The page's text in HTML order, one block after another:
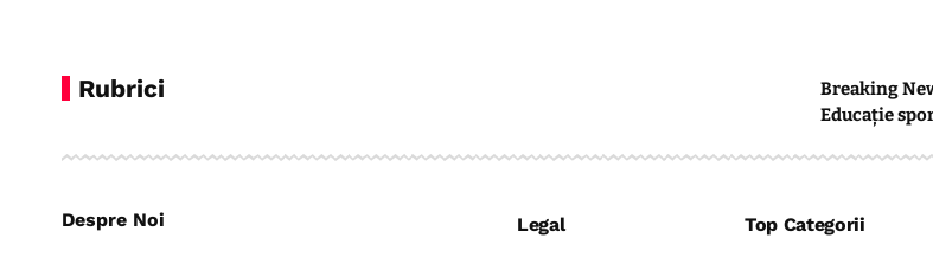
Rubrici Breaking
Educație
Despre Noi Legal Top Categorii